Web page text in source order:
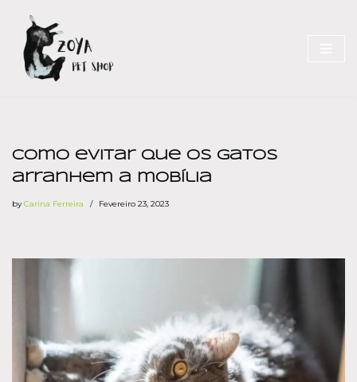
Skip
content
Como evitar que os gatos
arranhem a mobília
byCarina Ferreira Fevereiro 23, 2023